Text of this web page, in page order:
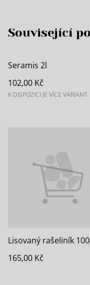
Související
Seramis 2l
102,00 Kč
K DISPOZICI JE VÍCE VARIANT
Lisovaný rašeliník
165,00 Kč